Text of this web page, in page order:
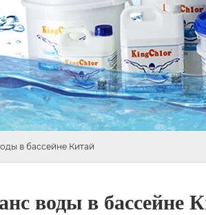
в бассейне Китай
воды в бассейне